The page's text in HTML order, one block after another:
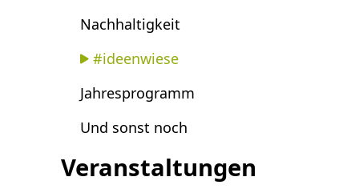
Nachhaltigkeit
#ideenwiese
Jahresprogramm
Und sonst noch
Veranstaltungen